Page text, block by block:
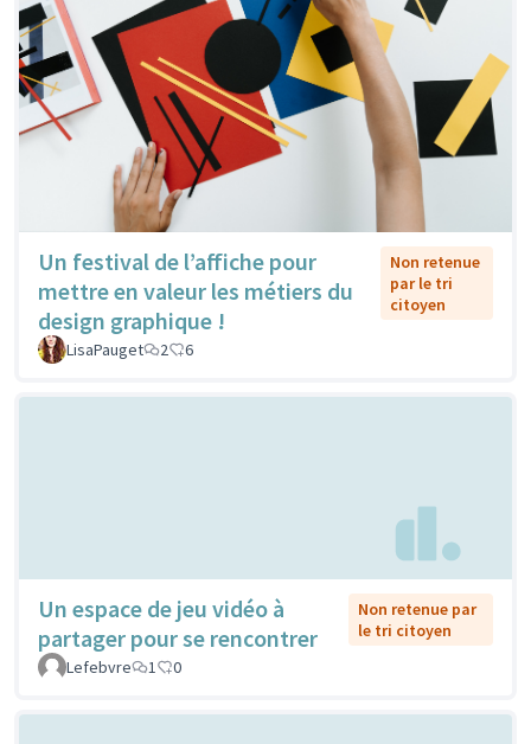
Un festival de l’affiche pour
mettre en valeur les métiers du
design graphique !
Non retenue
par le tri
citoyen
LisaPauget 2 6
Un espace de jeu vidéo à
partager pour se rencontrer
Non retenue par
le tri citoyen
Lefebvre
1 0